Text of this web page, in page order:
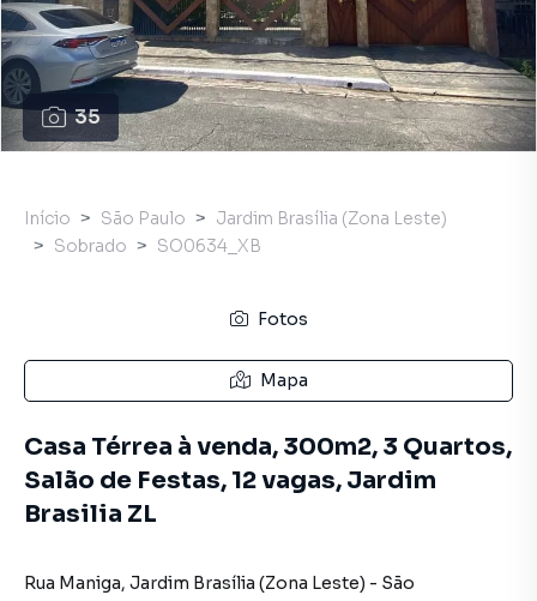
35
Início São Paulo
Jardim Brasília (Zona Leste)
Sobrado
SO0634_XB
Fotos
Mapa
Casa Térrea à venda, 300m2, 3 Quartos,
Salão de Festas, 12 vagas, Jardim
Brasilia ZL
Rua Maniga, Jardim Brasília (Zona Leste) - São